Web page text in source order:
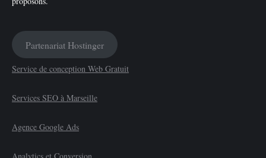
Partenariat Hostinger
Service de conception Web Gratuit
Services SEO à Marseille
Agence Google Ads
Analytics et Conversion